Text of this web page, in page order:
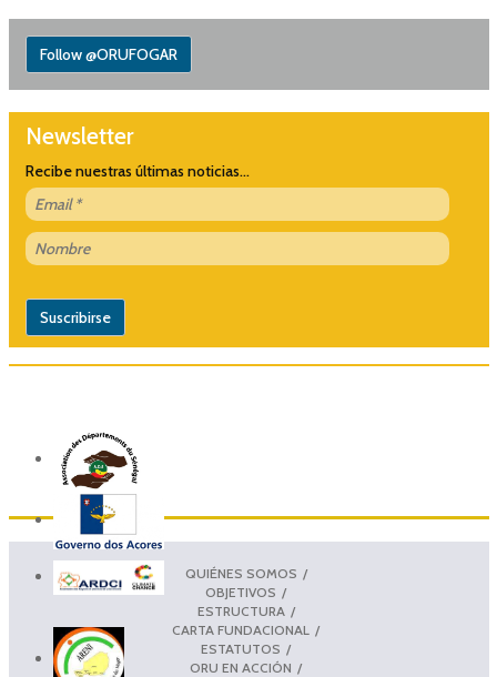
Follow @ORUFOGAR
Newsletter
Recibe nuestras últimas noticias...
QUIÉNES SOMOS
OBJETIVOS
ESTRUCTURA
CARTA FUNDACIONAL
ESTATUTOS
ORU EN ACCIÓN